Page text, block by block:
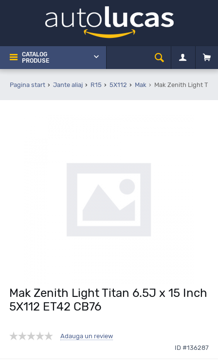
CATALOG
PRODUSE
Pagina start Jante aliaj R15 5X112 Mak Mak Zenith Light
Mak Zenith Light Titan 6.5J x 15 Inch
5X112 ET42 CB76
Adauga un review
ID #136287